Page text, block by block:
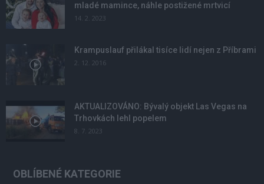
mladé mamince, náhle postižené mrtvicí
14. 2. 2023
Krampuslauf přilákal tisíce lidí nejen z Příbrami
2. 12. 2016
AKTUALIZOVÁNO: Bývalý objekt Las Vegas na
Trhovkách lehl popelem
8. 7. 2023
OBLÍBENÉ KATEGORIE